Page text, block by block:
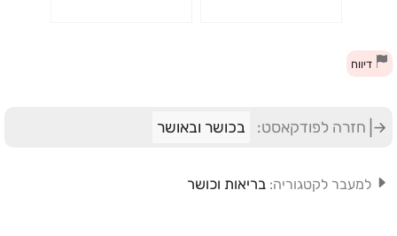
דיווח
חזרה לפודקאסט: בכושר ובאושר
למעבר לקטגוריה: בריאות וכושר